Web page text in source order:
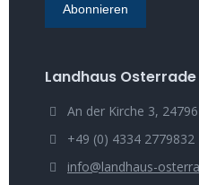
Landhaus Osterrade
An der Kirche 3,
+49 (0) 4334 2779832
info@landhaus-